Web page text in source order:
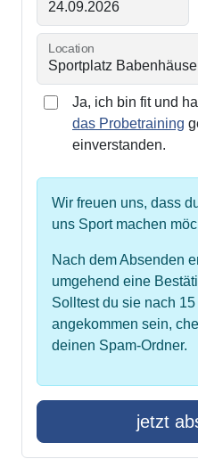
Location
Ja, ich bin fit und
das Probetraining
einverstanden.
Wir freuen uns, dass
uns Sport machen
Nach dem Absenden
umgehend eine
Solltest du sie nach
angekommen sein,
deinen Spam-Ordner.
jetzt